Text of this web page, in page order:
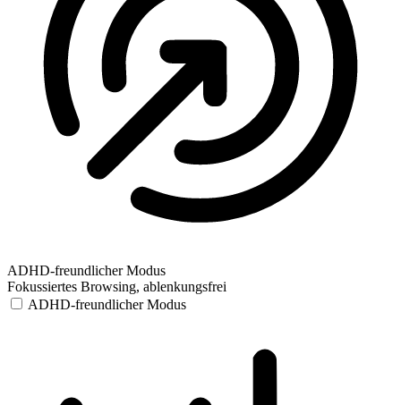
ADHD-freundlicher Modus
Fokussiertes Browsing, ablenkungsfrei
ADHD-freundlicher Modus